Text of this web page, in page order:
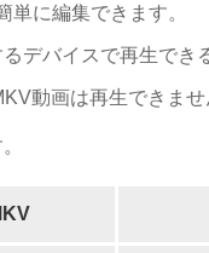
単に編集できます。
デバイスで再生で
動画は再生できませ